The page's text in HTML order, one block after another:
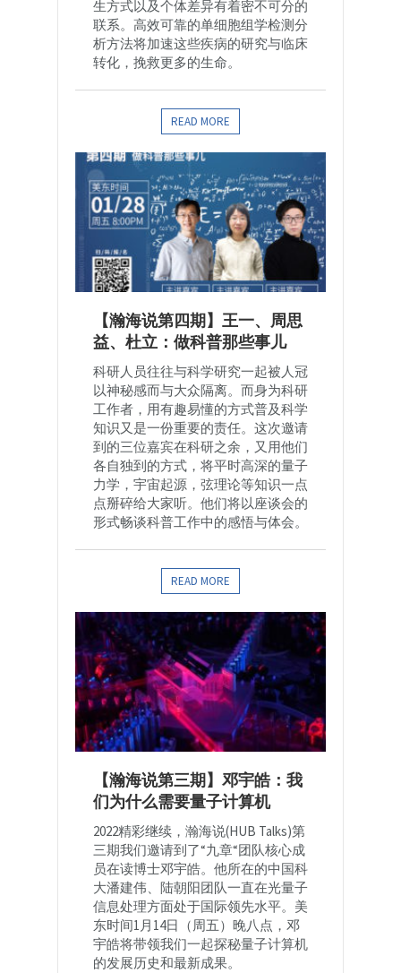
生方式以及个体差异有着密不可分的
联系。高效可靠的单细胞组学检测分
析方法将加速这些疾病的研究与临床
转化，挽救更多的生命。
READ MORE
【瀚海说第四期】王一、周思
益、杜立：做科普那些事儿
科研人员往往与科学研究一起被人冠
以神秘感而与大众隔离。而身为科研
工作者，用有趣易懂的方式普及科学
知识又是一份重要的责任。这次邀请
到的三位嘉宾在科研之余，又用他们
各自独到的方式，将平时高深的量子
力学，宇宙起源，弦理论等知识一点
点掰碎给大家听。他们将以座谈会的
形式畅谈科普工作中的感悟与体会。
READ MORE
【瀚海说第三期】邓宇皓：我
们为什么需要量子计算机
2022精彩继续，瀚海说(HUB Talks)第
三期我们邀请到了“九章“团队核心成
员在读博士邓宇皓。他所在的中国科
大潘建伟、陆朝阳团队一直在光量子
信息处理方面处于国际领先水平。美
东时间1月14日（周五）晚八点，邓
宇皓将带领我们一起探秘量子计算机
的发展历史和最新成果。